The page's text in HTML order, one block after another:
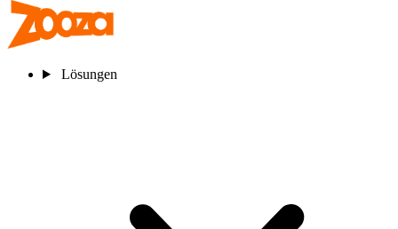
Lösungen